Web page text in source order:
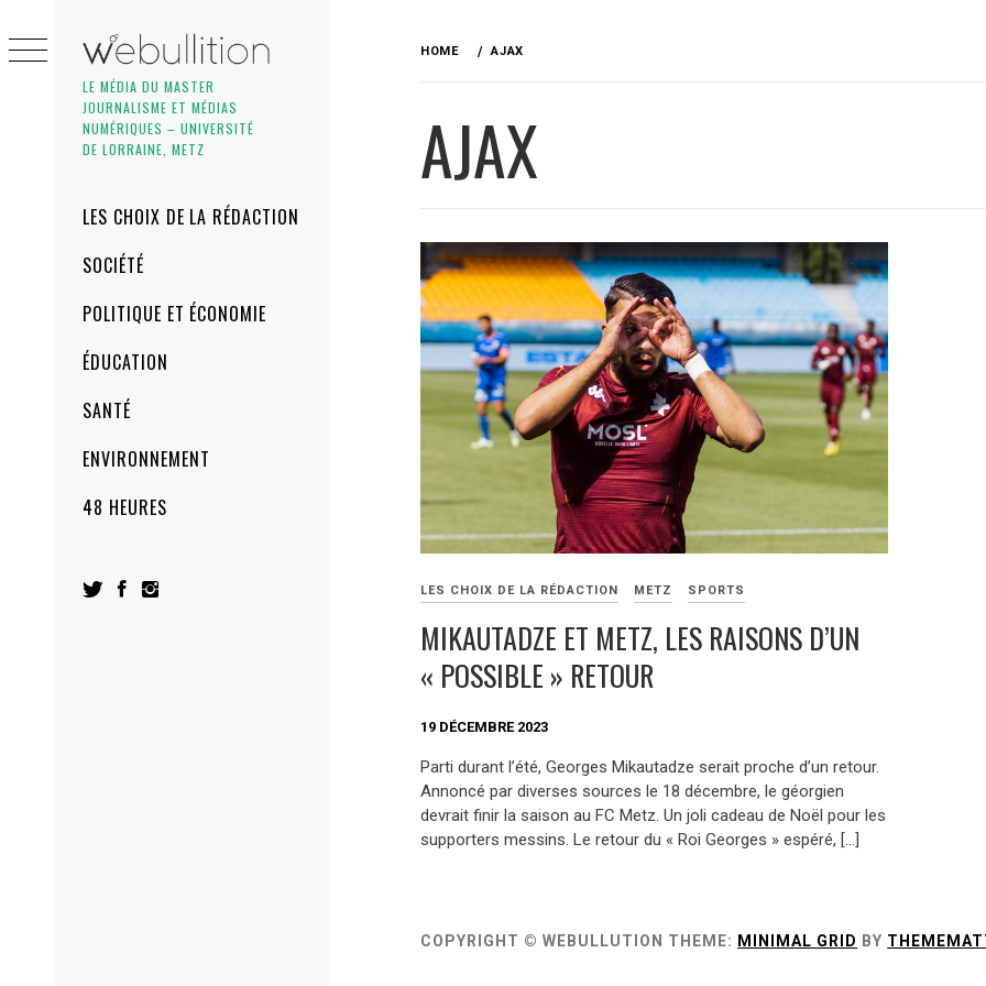
LE MÉDIA DU MASTER
JOURNALISME ET MÉDIAS
NUMÉRIQUES – UNIVERSITÉ
DE LORRAINE, METZ
MenuLES CHOIX DE LA RÉDACTION
SOCIÉTÉ
POLITIQUE ET ÉCONOMIE
ÉDUCATION
SANTÉ
ENVIRONNEMENT
48 HEURES
to
content
HOME AJAX
AJAX
LES CHOIX DE LA RÉDACTION METZ SPORTS
MIKAUTADZE ET METZ, LES RAISONS D’UN
« POSSIBLE » RETOUR
19 DÉCEMBRE 2023
Parti durant l’été, Georges Mikautadze serait proche d’un retour.
Annoncé par diverses sources le 18 décembre, le géorgien
devrait finir la saison au FC Metz. Un joli cadeau de Noël pour les
supporters messins. Le retour du « Roi Georges » espéré, […]
COPYRIGHT © WEBULLUTION THEME: MINIMAL GRID BY